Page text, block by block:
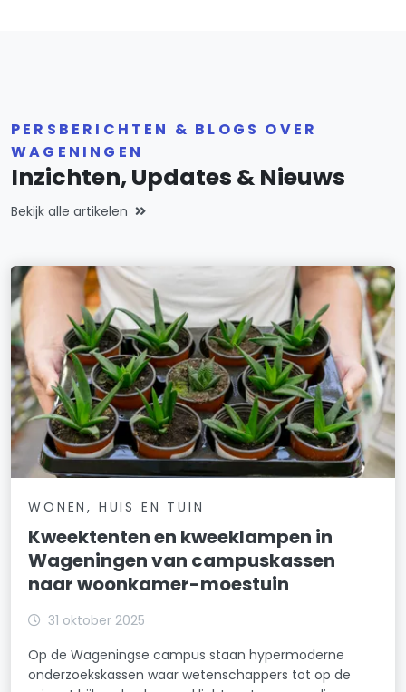
PERSBERICHTEN & BLOGS OVER
WAGENINGEN
Inzichten, Updates & Nieuws
Bekijk alle artikelen
WONEN, HUIS EN TUIN
Kweektenten en kweeklampen in
Wageningen van campuskassen
naar woonkamer-moestuin
31 oktober 2025
Op de Wageningse campus staan hypermoderne
onderzoekskassen waar wetenschappers tot op de